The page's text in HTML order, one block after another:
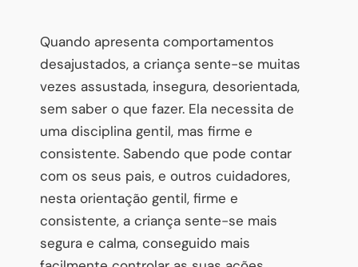
Quando apresenta comportamentos
desajustados, a criança sente-se muitas
vezes assustada, insegura, desorientada,
sem saber o que fazer. Ela necessita de
uma disciplina gentil, mas firme e
consistente. Sabendo que pode contar
com os seus pais, e outros cuidadores,
nesta orientação gentil, firme e
consistente, a criança sente-se mais
segura e calma, conseguido mais